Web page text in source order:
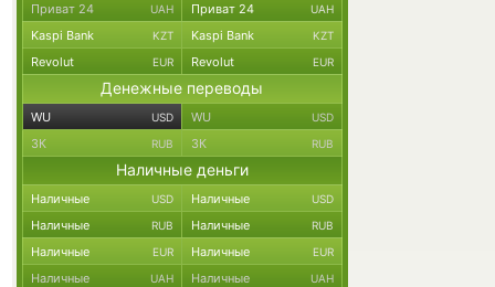
Приват 24 UAH Приват 24 UAH
Kaspi Bank KZT Kaspi Bank KZT
Revolut EUR Revolut EUR
Денежные переводы
WU USD WU USD
ЗК RUB ЗК RUB
Наличные деньги
Наличные USD Наличные USD
Наличные RUB Наличные RUB
Наличные EUR Наличные EUR
Наличные UAH Наличные UAH